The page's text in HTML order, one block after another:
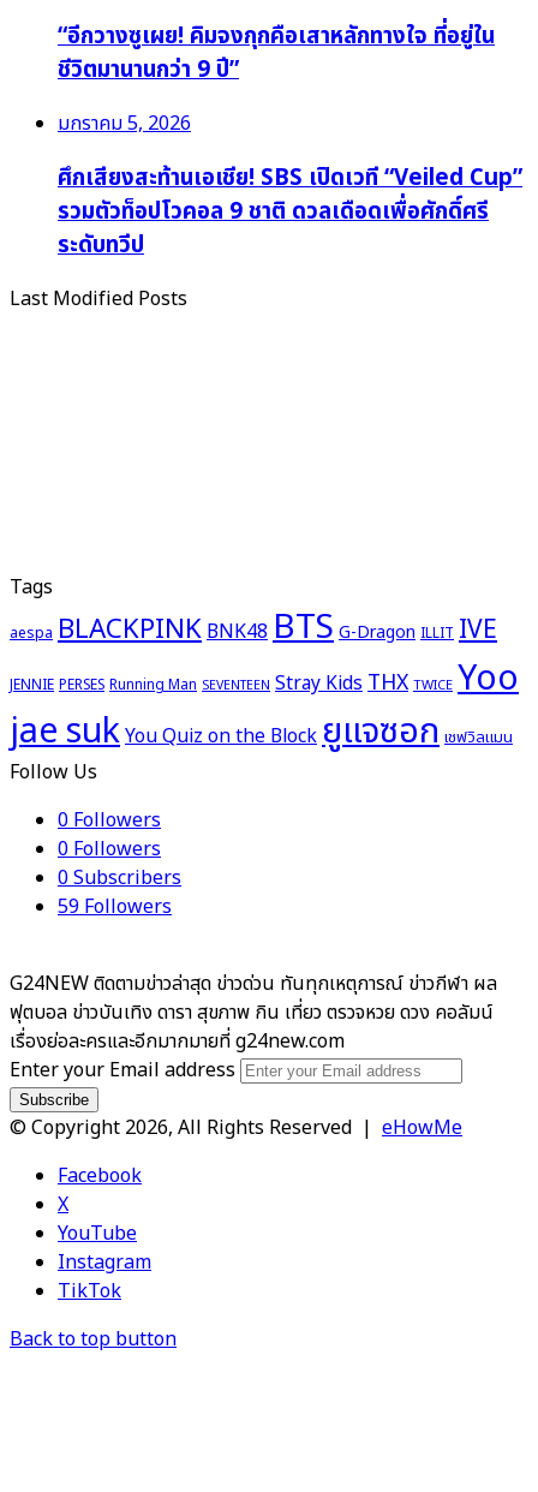
“อีกวางซูเผย! คิมจงกุกคือเสาหลักทางใจ ที่อยู่ใน
ชีวิตมานานกว่า 9 ปี”
มกราคม 5, 2026
ศึกเสียงสะท้านเอเชีย! SBS เปิดเวที “Veiled Cup”
รวมตัวท็อปโวคอล 9 ชาติ ดวลเดือดเพื่อศักดิ์ศรี
ระดับทวีป
Last Modified Posts
Tags
aespa BLACKPINK BNK48 BTSG-Dragon ILLIT IVE
JENNIE PERSES Running Man SEVENTEEN Stray Kids THX TWICE Yoo
jae sukYou Quiz on the Blockยูแจซอก เชฟวิลแมน
Follow Us
0 Followers
0 Followers
0Subscribers
59 Followers
G24NEW ติดตามข่าวล่าสุด ข่าวด่วน ทันทุกเหตุการณ์ ข่าวกีฬา ผล
ฟุตบอล ข่าวบันเทิง ดารา สุขภาพ กิน เที่ยว ตรวจหวย ดวง คอลัมน์
เรื่องย่อละครและอีกมากมายที่ g24new.com
Enter your Email address
© Copyright 2026, All Rights Reserved | eHowMe
Facebook
X
YouTube
Instagram
TikTok
Back to top button